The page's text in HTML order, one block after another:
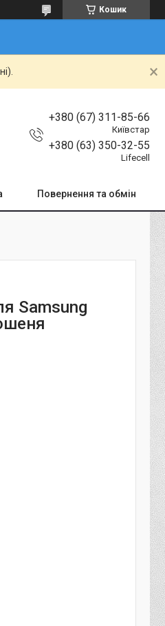
Кошик
+380 (67) 311-85-66
Київстар
+380 (63) 350-32-55
Lifecell
Повернення та обмін
Samsung